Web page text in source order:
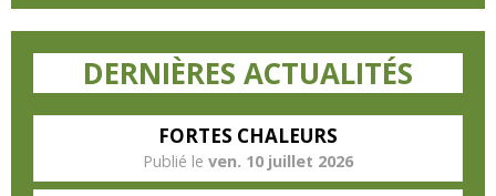
DERNIÈRES ACTUALITÉS
FORTES CHALEURS
ven. 10 juillet 2026